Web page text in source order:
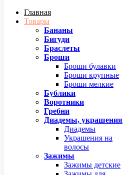
Главная
Товары
Бананы
Бигуди
Браслеты
Броши
Броши булавки
Броши крупные
Броши мелкие
Бублики
Воротники
Гребни
Диадемы, украшения
Диадемы
Украшения на
волосы
Зажимы
Зажимы детские